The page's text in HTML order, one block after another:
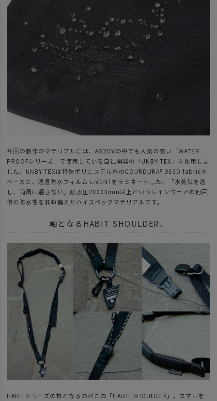
今回の新作のマテリアルには、AS2OVの中でも人気の高い「WATER
PROOFシリーズ」で使用している自社開発の「UNBY-TEX」を採用しま
した。UNBY-TEXは特殊ポリエステル糸のCOURDURA®︎ 305D fabricを
ベースに、透湿防水フィルム L-VENTをラミネートした、「水蒸気を逃
し、雨風は通さない」耐水圧20000mm以上というレインウェアの何百
倍の防水性を兼ね備えたハイスペックマテリアルです。
軸となるHABIT SHOULDER。
HABITシリーズの核となるのがこの「HABIT SHOULDER」。スマホを